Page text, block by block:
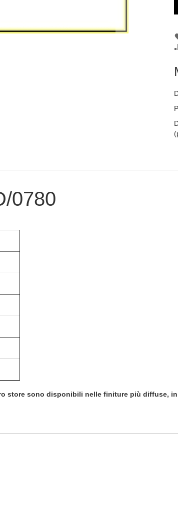
0780
store sono disponibili nelle finiture più diffuse,